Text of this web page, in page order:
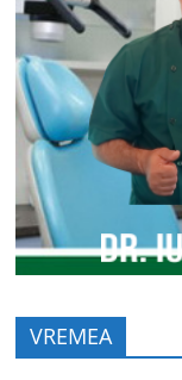
VREMEA